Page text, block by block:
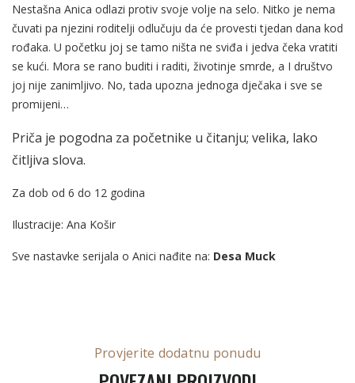
Nestašna Anica odlazi protiv svoje volje na selo. Nitko je nema
čuvati pa njezini roditelji odlučuju da će provesti tjedan dana kod
rođaka. U početku joj se tamo ništa ne sviđa i jedva čeka vratiti
se kući. Mora se rano buditi i raditi, životinje smrde, a I društvo
joj nije zanimljivo. No, tada upozna jednoga dječaka i sve se
promijeni…
Priča je pogodna za početnike u čitanju; velika, lako
čitljiva slova.
Za dob od 6 do 12 godina
Ilustracije: Ana Košir
Sve nastavke serijala o Anici nađite na: Desa Muck
Provjerite dodatnu ponudu